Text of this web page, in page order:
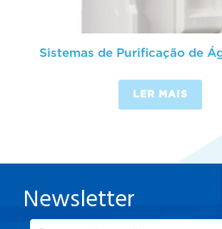
Sistemas de Purificação de
LER MAIS
Newsletter